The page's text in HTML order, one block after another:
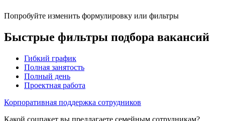
Попробуйте изменить формулировку или фильтры
Быстрые фильтры подбора вакансий
Гибкий график
Полная занятость
Полный день
Проектная работа
Корпоративная поддержка сотрудников
Какой соцпакет вы предлагаете семейным сотрудникам?